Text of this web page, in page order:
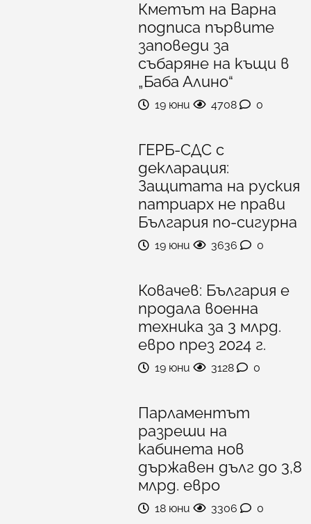
Кметът на Варна
подписа първите
заповеди за
събаряне на къщи в
„Баба Алино“
19 юни 4708 0
ГЕРБ-СДС с
декларация:
Защитата на руския
патриарх не прави
България по-сигурна
19 юни 3636 0
Ковачев: България е
продала военна
техника за 3 млрд.
евро през 2024 г.
19 юни 3128 0
Парламентът
разреши на
кабинета нов
държавен дълг до 3,8
млрд. евро
18 юни 3306 0